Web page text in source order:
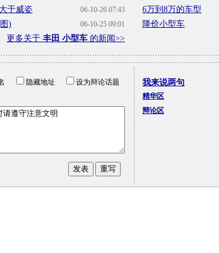
06-10-26 07:43
于威姿
06-10-25 09:01
)
更多关于 丰田 小型车 的新闻>>
6万到8万的车型
降价小型车
隐藏地址
设为辩论话题
我来说两句
精华区
辩论区